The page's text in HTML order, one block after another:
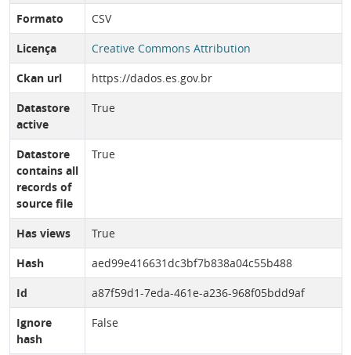
Formato
CSV
Licença
Creative Commons Attribution
Ckan url
https://dados.es.gov.br
Datastore
active
True
Datastore
contains all
records of
source file
True
Has views
True
Hash
aed99e416631dc3bf7b838a04c55b488
Id
a87f59d1-7eda-461e-a236-968f05bdd9af
Ignore
hash
False